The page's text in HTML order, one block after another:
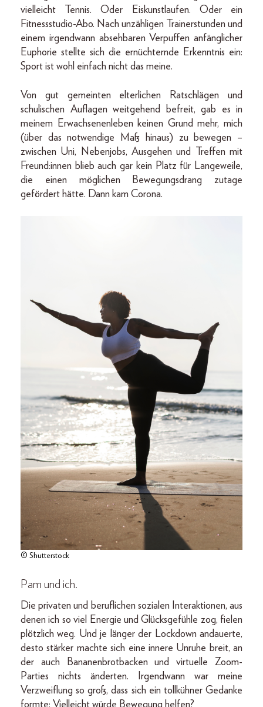
vielleicht Tennis. Oder Eiskunstlaufen. Oder ein
Fitnessstudio-Abo. Nach unzähligen Trainerstunden und
einem irgendwann absehbaren Verpuffen anfänglicher
Euphorie stellte sich die ernüchternde Erkenntnis ein:
Sport ist wohl einfach nicht das meine.
Von gut gemeinten elterlichen Ratschlägen und
schulischen Auflagen weitgehend befreit, gab es in
meinem Erwachsenenleben keinen Grund mehr, mich
(über das notwendige Maß hinaus) zu bewegen –
zwischen Uni, Nebenjobs, Ausgehen und Treffen mit
Freund:innen blieb auch gar kein Platz für Langeweile,
die einen möglichen Bewegungsdrang zutage
gefördert hätte. Dann kam Corona.
© Shutterstock
Pam und ich.
Die privaten und beruflichen sozialen Interaktionen, aus
denen ich so viel Energie und Glücksgefühle zog, fielen
plötzlich weg. Und je länger der Lockdown andauerte,
desto stärker machte sich eine innere Unruhe breit, an
der auch Bananenbrotbacken und virtuelle Zoom-
Parties nichts änderten. Irgendwann war meine
Verzweiflung so groß, dass sich ein tollkühner Gedanke
formte: Vielleicht würde Bewegung helfen?